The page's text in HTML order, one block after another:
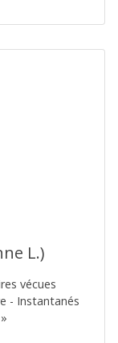
L.)
vécues
- Instantanés